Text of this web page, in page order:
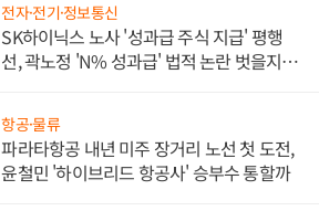
전자·전기·정보통신
SK하이닉스 노사 '성과급 주식 지급' 평행
선, 곽노정 'N% 성과급' 법적 논란 벗을지 주
항공·물류
파라타항공 내년 미주 장거리 노선 첫 도전,
윤철민 '하이브리드 항공사' 승부수 통할까